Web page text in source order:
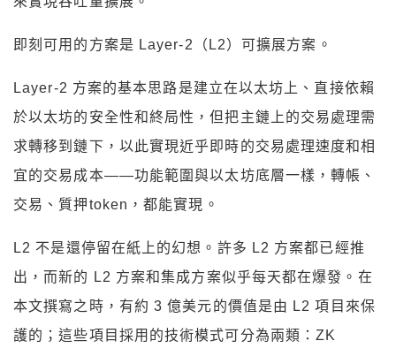
即刻可用的方案是 Layer-2（L2）可擴展方案。
Layer-2 方案的基本思路是建立在以太坊上、直接依賴
於以太坊的安全性和終局性，但把主鏈上的交易處理需
求轉移到鏈下，以此實現近乎即時的交易處理速度和相
宜的交易成本——功能範圍與以太坊底層一樣，轉帳、
交易、質押token，都能實現。
L2 不是還停留在紙上的幻想。許多 L2 方案都已經推
出，而新的 L2 方案和集成方案似乎每天都在爆發。在
本文撰寫之時，有約 3 億美元的價值是由 L2 項目來保
護的；這些項目採用的技術模式可分為兩類：ZK